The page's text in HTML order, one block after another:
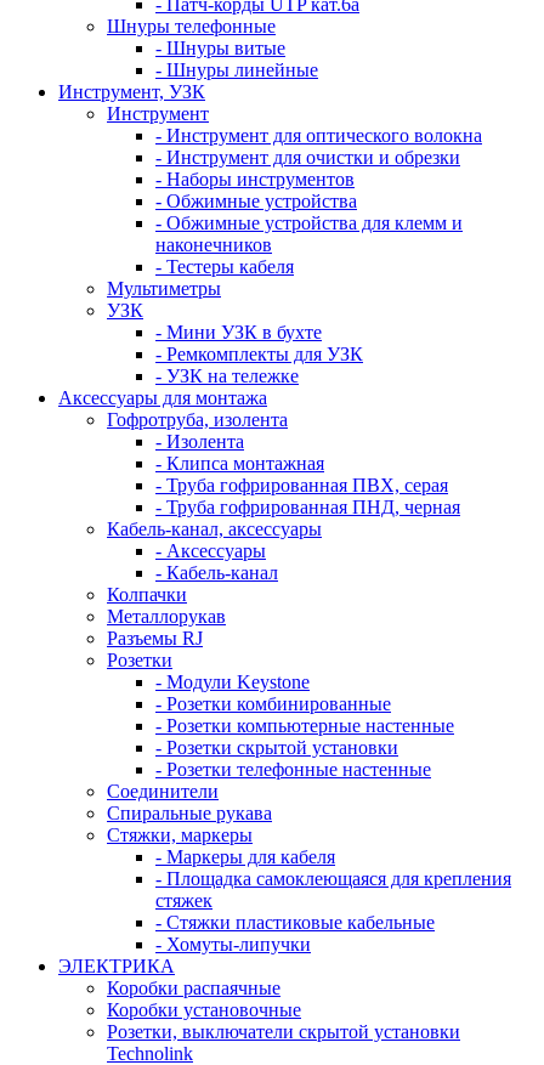
- Патч-корды UTP кат.6а
Шнуры телефонные
- Шнуры витые
- Шнуры линейные
Инструмент, УЗК
Инструмент
- Инструмент для оптического волокна
- Инструмент для очистки и обрезки
- Наборы инструментов
- Обжимные устройства
- Обжимные устройства для клемм и
наконечников
- Тестеры кабеля
Мультиметры
УЗК
- Мини УЗК в бухте
- Ремкомплекты для УЗК
- УЗК на тележке
Аксессуары для монтажа
Гофротруба, изолента
- Изолента
- Клипса монтажная
- Труба гофрированная ПВХ, серая
- Труба гофрированная ПНД, черная
Кабель-канал, аксессуары
- Аксессуары
- Кабель-канал
Колпачки
Металлорукав
Разъемы RJ
Розетки
- Модули Keystone
- Розетки комбинированные
- Розетки компьютерные настенные
- Розетки скрытой установки
- Розетки телефонные настенные
Соединители
Спиральные рукава
Стяжки, маркеры
- Маркеры для кабеля
- Площадка самоклеющаяся для крепления
стяжек
- Стяжки пластиковые кабельные
- Хомуты-липучки
ЭЛЕКТРИКА
Коробки распаячные
Коробки установочные
Розетки, выключатели скрытой установки
Technolink